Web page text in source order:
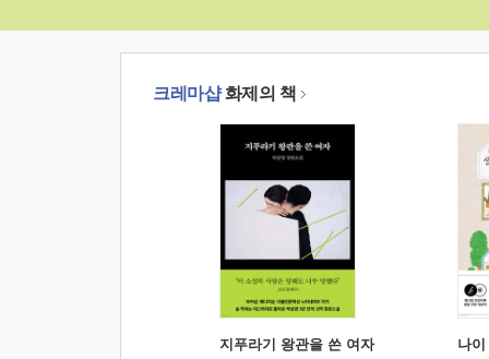
크레마샵화제의 책
지푸라기 왕관을 쓴 여자 나